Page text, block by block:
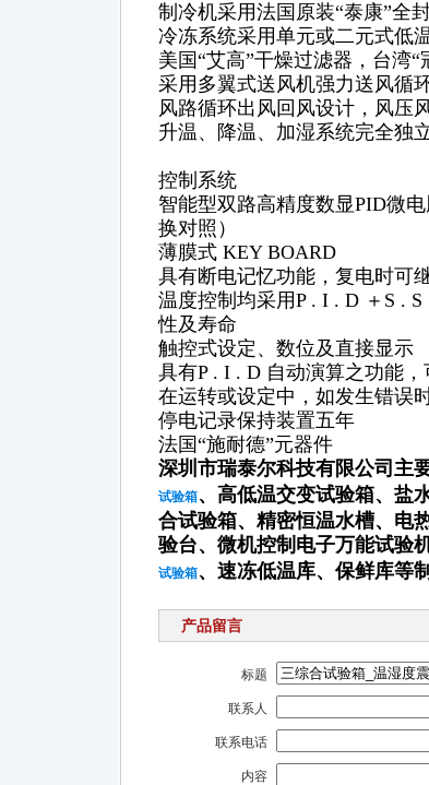
制冷机采用法国原装“泰康”全
冷冻系统采用单元或二元式低
美国“艾高”干燥过滤器，台湾
采用多翼式送风机强力送风循
风路循环出风回风设计，风压
升温、降温、加湿系统完全独
控制系统
智能型双路高精度数显PID微
换对照）
薄膜式 KEY BOARD
具有断电记忆功能，复电时可
温度控制均采用P . I . D ＋S .
性及寿命
触控式设定、数位及直接显示
具有P . I . D 自动演算之功能
在运转或设定中，如发生错误
停电记录保持装置五年
法国“施耐德”元器件
深圳市瑞泰尔科技有限公司主
试验箱、 高低温交变试验箱、 盐
合试验箱、 精密恒温水槽、 电
验台、 微机控制电子万能试验
试验箱、 速冻低温库、 保鲜库等
产品留言
标题
联系人
联系电话
内容